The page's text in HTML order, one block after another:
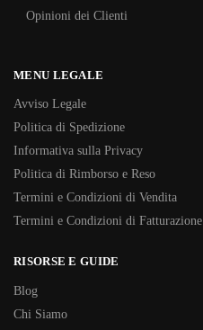
Opinioni dei Clienti
MENU LEGALE
Avviso Legale
Politica di Spedizione
Informativa sulla Privacy
Politica di Rimborso e Reso
Termini e Condizioni di Vendita
Termini e Condizioni di Fatturazione
RISORSE E GUIDE
Blog
Chi Siamo